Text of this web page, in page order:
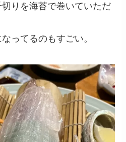
りを海苔で巻いていただ
ってるのもすごい。